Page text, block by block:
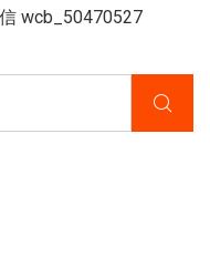
wcb_50470527